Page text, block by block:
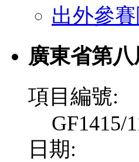
出外參
廣東省第
項目編號:
GF1415/
日期: